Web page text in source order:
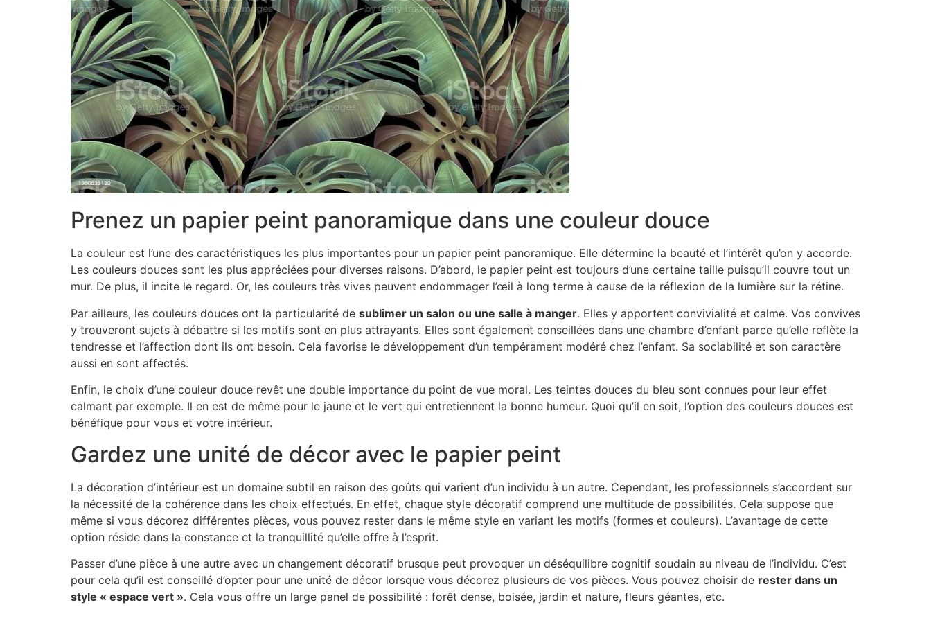
Prenez un papier peint panoramique dans une couleur douce
La couleur est l’une des caractéristiques les plus importantes pour un papier peint panoramique. Elle détermine la beauté et l’intérêt qu’on y accorde.
Les couleurs douces sont les plus appréciées pour diverses raisons. D’abord, le papier peint est toujours d’une certaine taille puisqu’il couvre tout un
mur. De plus, il incite le regard. Or, les couleurs très vives peuvent endommager l’œil à long terme à cause de la réflexion de la lumière sur la rétine.
Par ailleurs, les couleurs douces ont la particularité de sublimer un salon ou une salle à manger. Elles y apportent convivialité et calme. Vos convives
y trouveront sujets à débattre si les motifs sont en plus attrayants. Elles sont également conseillées dans une chambre d’enfant parce qu’elle reflète la
tendresse et l’affection dont ils ont besoin. Cela favorise le développement d’un tempérament modéré chez l’enfant. Sa sociabilité et son caractère
aussi en sont affectés.
Enfin, le choix d’une couleur douce revêt une double importance du point de vue moral. Les teintes douces du bleu sont connues pour leur effet
calmant par exemple. Il en est de même pour le jaune et le vert qui entretiennent la bonne humeur. Quoi qu’il en soit, l’option des couleurs douces est
bénéfique pour vous et votre intérieur.
Gardez une unité de décor avec le papier peint
La décoration d’intérieur est un domaine subtil en raison des goûts qui varient d’un individu à un autre. Cependant, les professionnels s’accordent sur
la nécessité de la cohérence dans les choix effectués. En effet, chaque style décoratif comprend une multitude de possibilités. Cela suppose que
même si vous décorez différentes pièces, vous pouvez rester dans le même style en variant les motifs (formes et couleurs). L’avantage de cette
option réside dans la constance et la tranquillité qu’elle offre à l’esprit.
Passer d’une pièce à une autre avec un changement décoratif brusque peut provoquer un déséquilibre cognitif soudain au niveau de l’individu. C’est
pour cela qu’il est conseillé d’opter pour une unité de décor lorsque vous décorez plusieurs de vos pièces. Vous pouvez choisir de rester dans un
style « espace vert ». Cela vous offre un large panel de possibilité : forêt dense, boisée, jardin et nature, fleurs géantes, etc.